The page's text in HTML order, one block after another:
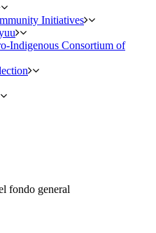
Initiatives
Indigenous Consortium of
fondo general